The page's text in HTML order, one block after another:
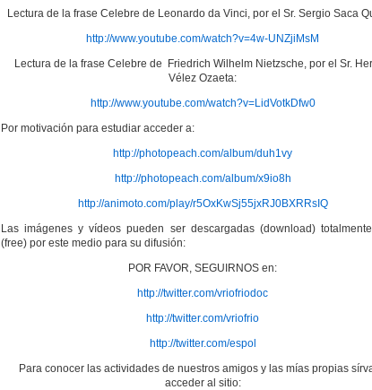
Lectura de la frase Celebre de Leonardo da Vinci, por el Sr. Sergio Saca
http://www.youtube.com/watch?v=4w-UNZjiMsM
Lectura de la frase Celebre de Friedrich Wilhelm Nietzsche, por el Sr.
Vélez Ozaeta:
http://www.youtube.com/watch?v=LidVotkDfw0
Por motivación para estudiar acceder a:
http://photopeach.com/album/duh1vy
http://photopeach.com/album/x9io8h
http://animoto.com/play/r5OxKwSj55jxRJ0BXRRsIQ
Las imágenes y vídeos pueden ser descargadas (download)
(free) por este medio para su difusión:
POR FAVOR, SEGUIRNOS en:
http://twitter.com/vriofriodoc
http://twitter.com/vriofrio
http://twitter.com/espol
Para conocer las actividades de nuestros amigos y las mías propias
acceder al sitio: